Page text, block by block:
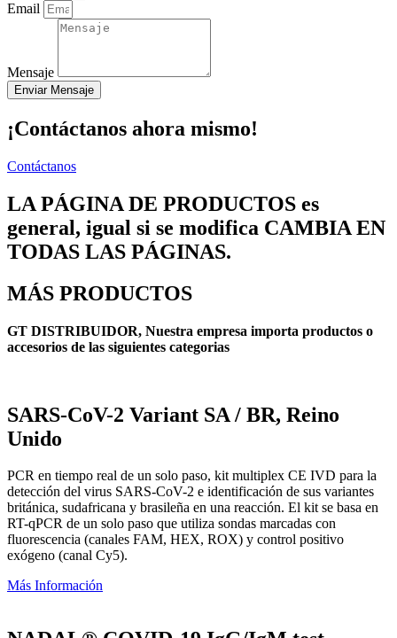
Email
Mensaje
Enviar Mensaje
¡Contáctanos ahora mismo!
Contáctanos
LA PÁGINA DE PRODUCTOS es
general, igual si se modifica CAMBIA EN
TODAS LAS PÁGINAS.
MÁS PRODUCTOS
GT DISTRIBUIDOR, Nuestra empresa importa productos o
accesorios de las siguientes categorias
SARS-CoV-2 Variant SA / BR, Reino
Unido
PCR en tiempo real de un solo paso, kit multiplex CE IVD para la
detección del virus SARS-CoV-2 e identificación de sus variantes
británica, sudafricana y brasileña en una reacción. El kit se basa en
RT-qPCR de un solo paso que utiliza sondas marcadas con
fluorescencia (canales FAM, HEX, ROX) y control positivo
exógeno (canal Cy5).
Más Información